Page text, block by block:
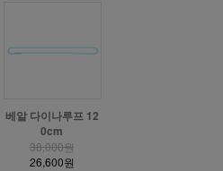
베알 다이나루프 12
0cm
38,000원
26,600원